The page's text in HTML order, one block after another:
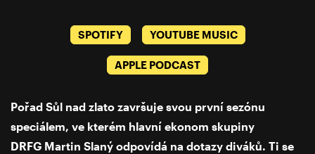
SPOTIFY YOUTUBE MUSIC
APPLE PODCAST
Pořad Sůl nad zlato završuje svou první sezónu
speciálem, ve kterém hlavní ekonom skupiny
DRFG Martin Slaný odpovídá na dotazy diváků. Ti se